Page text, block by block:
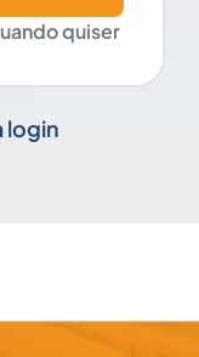
quiser
login